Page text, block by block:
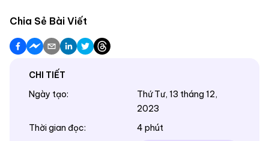
Chia Sẻ Bài Viết
CHI TIẾT
Ngày tạo:
Thứ Tư, 13 tháng 12,
2023
Thời gian đọc:
4 phút